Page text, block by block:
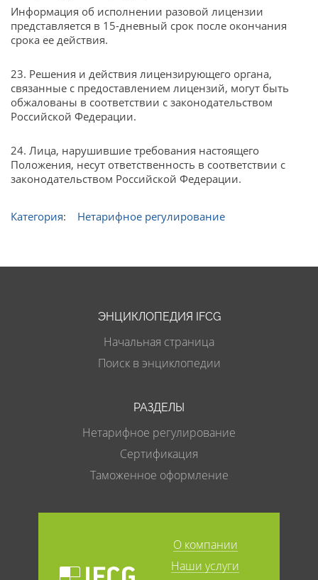
Информация об исполнении разовой лицензии
представляется в 15-дневный срок после окончания
срока ее действия.
23. Решения и действия лицензирующего органа,
связанные с предоставлением лицензий, могут быть
обжалованы в соответствии с законодательством
Российской Федерации.
24. Лица, нарушившие требования настоящего
Положения, несут ответственность в соответствии с
законодательством Российской Федерации.
Категория: Нетарифное регулирование
ЭНЦИКЛОПЕДИЯ IFCG
Начальная страница
Поиск в энциклопедии
РАЗДЕЛЫ
Нетарифное регулирование
Сертификация
Таможенное оформление
О компании
Наши услуги